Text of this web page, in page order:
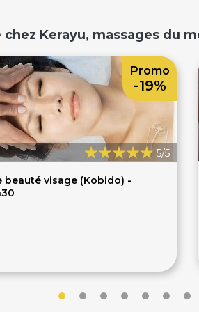
Kerayu, massages du
5/5
beauté visage (Kobido) -
Promo
-19%